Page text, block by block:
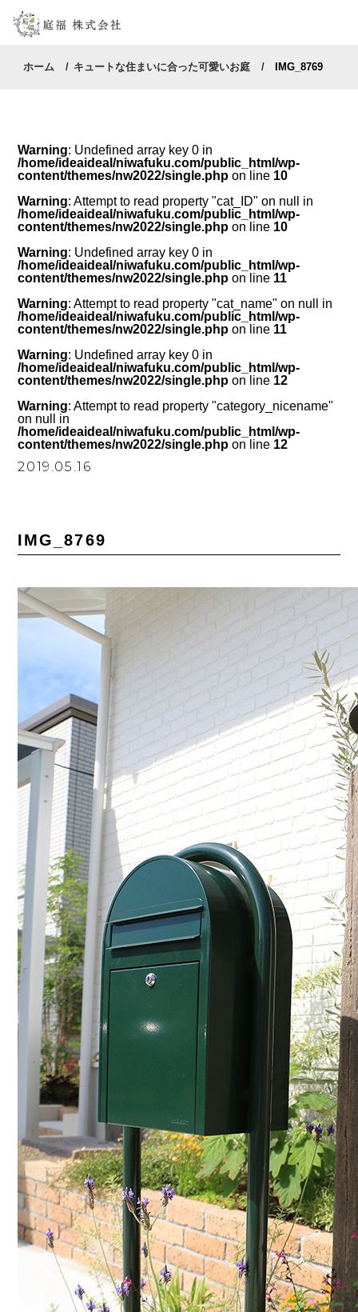
ホーム キュートな住まいに合った可愛いお庭 IMG_8769
Warning: Undefined array key 0 in
/home/ideaideal/niwafuku.com/public_html/wp-
content/themes/nw2022/single.php on line 10
Warning: Attempt to read property "cat_ID" on null in
/home/ideaideal/niwafuku.com/public_html/wp-
content/themes/nw2022/single.php on line 10
Warning: Undefined array key 0 in
/home/ideaideal/niwafuku.com/public_html/wp-
content/themes/nw2022/single.php on line 11
Warning: Attempt to read property "cat_name" on null in
/home/ideaideal/niwafuku.com/public_html/wp-
content/themes/nw2022/single.php on line 11
Warning: Undefined array key 0 in
/home/ideaideal/niwafuku.com/public_html/wp-
content/themes/nw2022/single.php on line 12
Warning: Attempt to read property "category_nicename"
on null in
/home/ideaideal/niwafuku.com/public_html/wp-
content/themes/nw2022/single.php on line 12
2019.05.16
IMG_8769